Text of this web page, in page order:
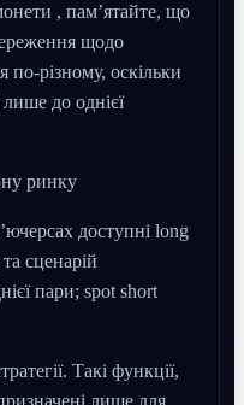
, пам’ятайте, що
щодо
по-різному, оскільки
до однієї
ринку
доступні long
сценарій
пари; spot short
Такі функції,
лише для